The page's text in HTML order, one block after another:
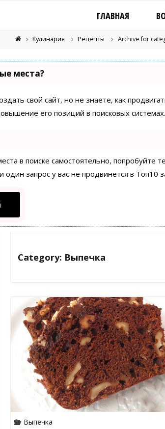
ГЛАВНАЯ
Кулинария Рецепты Archive for
места?
свой сайт, но не знаете, как
его позиций в поисковых системах.
в поиске самостоятельно, попробуйте
запрос у вас не продвинется в Топ10
Category: Выпечка
Выпечка